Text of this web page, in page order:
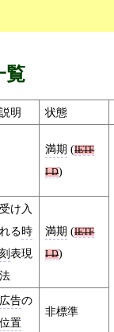
覧
説明 状態
満期 (IETF
I-D)
受け入
れる時
刻表現
法
満期 (IETF
I-D)
広告の
位置
非標準